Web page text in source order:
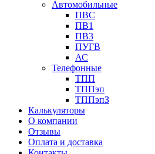
Автомобильные
ПВС
ПВ1
ПВ3
ПУГВ
АС
Телефонные
ТПП
ТППэп
ТППэпЗ
Калькуляторы
О компании
Отзывы
Оплата и доставка